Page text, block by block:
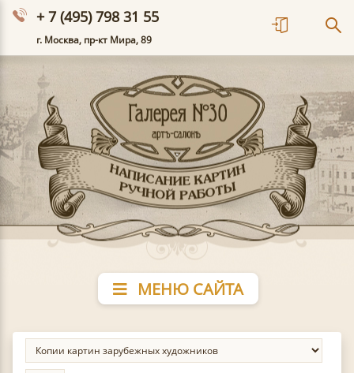
+ 7 (495) 798 31 55
г. Москва, пр-кт Мира, 89
МЕНЮ САЙТА